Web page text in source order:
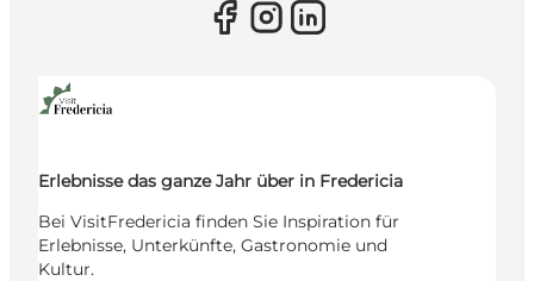
Erlebnisse das ganze Jahr über in Fredericia
Bei VisitFredericia finden Sie Inspiration für
Erlebnisse, Unterkünfte, Gastronomie und
Kultur.